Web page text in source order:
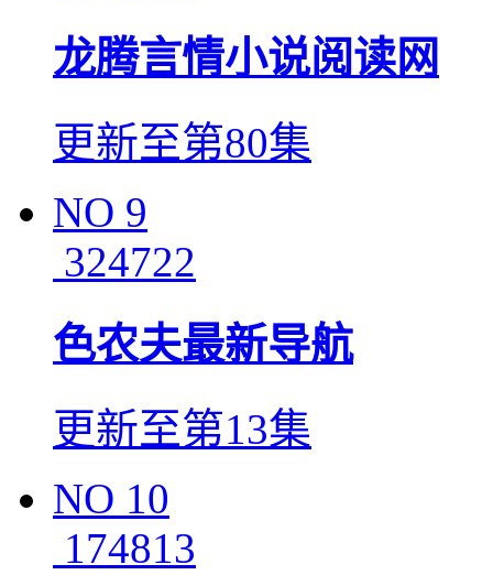
龙腾言情小说阅读网
更新至第80集
NO 9
324722
色农夫最新导航
更新至第13集
NO 10
174813